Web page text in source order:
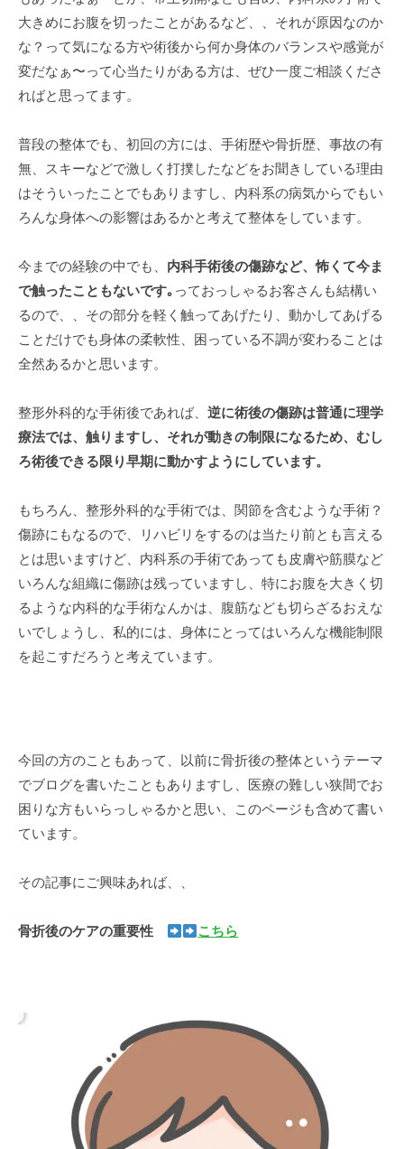
大きめにお腹を切ったことがあるなど、、それが原因なのか
な？って気になる方や術後から何か身体のバランスや感覚が
変だなぁ〜って心当たりがある方は、ぜひ一度ご相談くださ
ればと思ってます。
普段の整体でも、初回の方には、手術歴や骨折歴、事故の有
無、スキーなどで激しく打撲したなどをお聞きしている理由
はそういったことでもありますし、内科系の病気からでもい
ろんな身体への影響はあるかと考えて整体をしています。
今までの経験の中でも、 内科手術後の傷跡など、怖くて今ま
で触ったこともないです｡ っておっしゃるお客さんも結構い
るので、、その部分を軽く触ってあげたり、動かしてあげる
ことだけでも身体の柔軟性、困っている不調が変わることは
全然あるかと思います。
整形外科的な手術後であれば、 逆に術後の傷跡は普通に理学
療法では、触りますし、それが動きの制限になるため、むし
ろ術後できる限り早期に動かすようにしています。
もちろん、整形外科的な手術では、関節を含むような手術？
傷跡にもなるので、リハビリをするのは当たり前とも言える
とは思いますけど、内科系の手術であっても皮膚や筋膜など
いろんな組織に傷跡は残っていますし、特にお腹を大きく切
るような内科的な手術なんかは、腹筋なども切らざるおえな
いでしょうし、私的には、身体にとってはいろんな機能制限
を起こすだろうと考えています。
今回の方のこともあって、以前に骨折後の整体というテーマ
でブログを書いたこともありますし、医療の難しい狭間でお
困りな方もいらっしゃるかと思い、このページも含めて書い
ています。
その記事にご興味あれば、、
骨折後のケアの重要性 こちら